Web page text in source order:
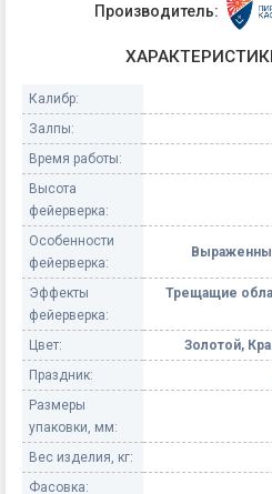
Производитель:
Калибр:
Залпы:
Время работы:
Высота
фейерверка:
Особенности
фейерверка:
Эффекты
фейерверка:
Трещащие
Цвет:
Золотой,
Праздник:
Размеры
упаковки, мм:
Вес изделия, кг:
Фасовка: